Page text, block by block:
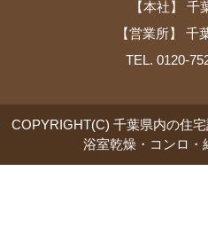
【本社】
【営業所】 千
TEL. 0120-
COPYRIGHT(C) 千葉県内の住
浴室乾燥・コンロ・